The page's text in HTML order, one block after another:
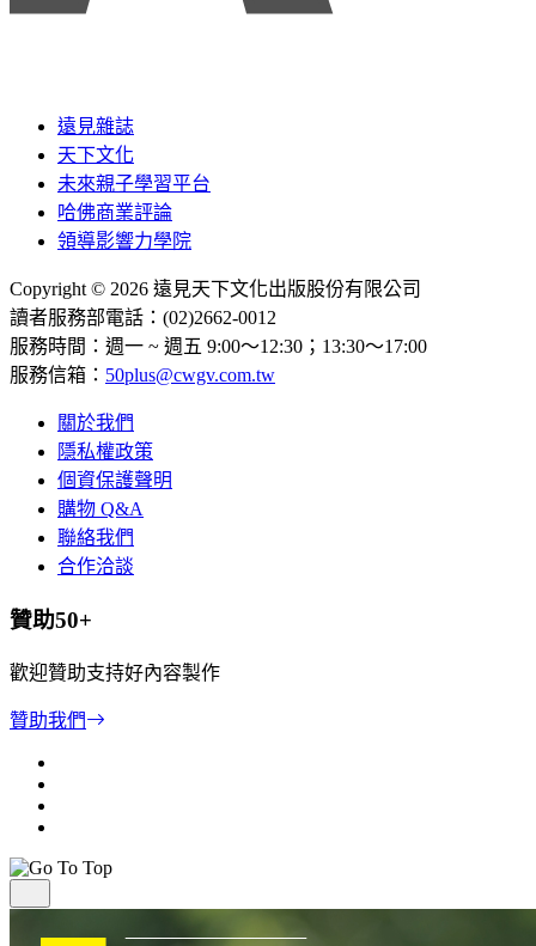
遠見雜誌
天下文化
未來親子學習平台
哈佛商業評論
領導影響力學院
Copyright © 2026 遠見天下文化出版股份有限公司
讀者服務部電話：(02)2662-0012
服務時間：週一 ~ 週五 9:00～12:30；13:30～17:00
服務信箱： 50plus@cwgv.com.tw
關於我們
隱私權政策
個資保護聲明
購物 Q&A
聯絡我們
合作洽談
贊助50+
歡迎贊助支持好內容製作
贊助我們